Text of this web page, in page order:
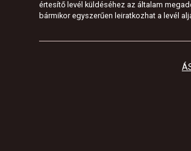
értesítő levél küldéséhez az általam
bármikor egyszerűen leiratkozhat a levél